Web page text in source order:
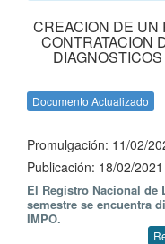
CREACION DE UN
CONTRATACION
Documento Actualizado
Promulgación: 11/02/
Publicación: 18/02/2021
El Registro Nacional de
semestre se encuentra
IMPO.